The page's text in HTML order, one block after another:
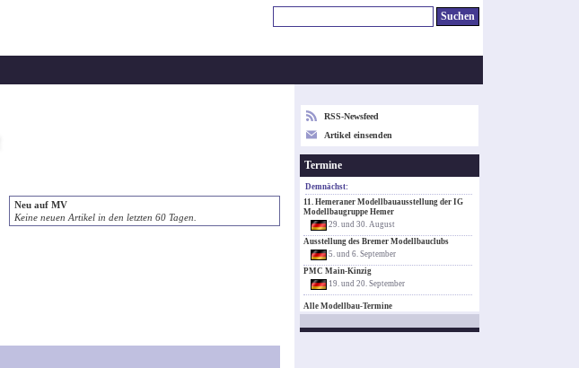
Neu auf MV
Keine neuen Artikel in den letzten 60 Tagen.
RSS-Newsfeed
Artikel einsenden
Termine
Demnächst:
11. Hemeraner Modellbauausstellung der IG
Modellbaugruppe Hemer
29. und 30. August
Ausstellung des Bremer Modellbauclubs
5. und 6. September
PMC Main-Kinzig
19. und 20. September
Alle Modellbau-Termine